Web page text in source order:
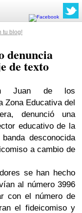
tu blog!
denuncia
de texto
Juan de los
Zona Educativa del
denunció una
educativo de la
desconocida
a cambio de
se han hecho
al número 3996
con el número de
el fideicomiso y